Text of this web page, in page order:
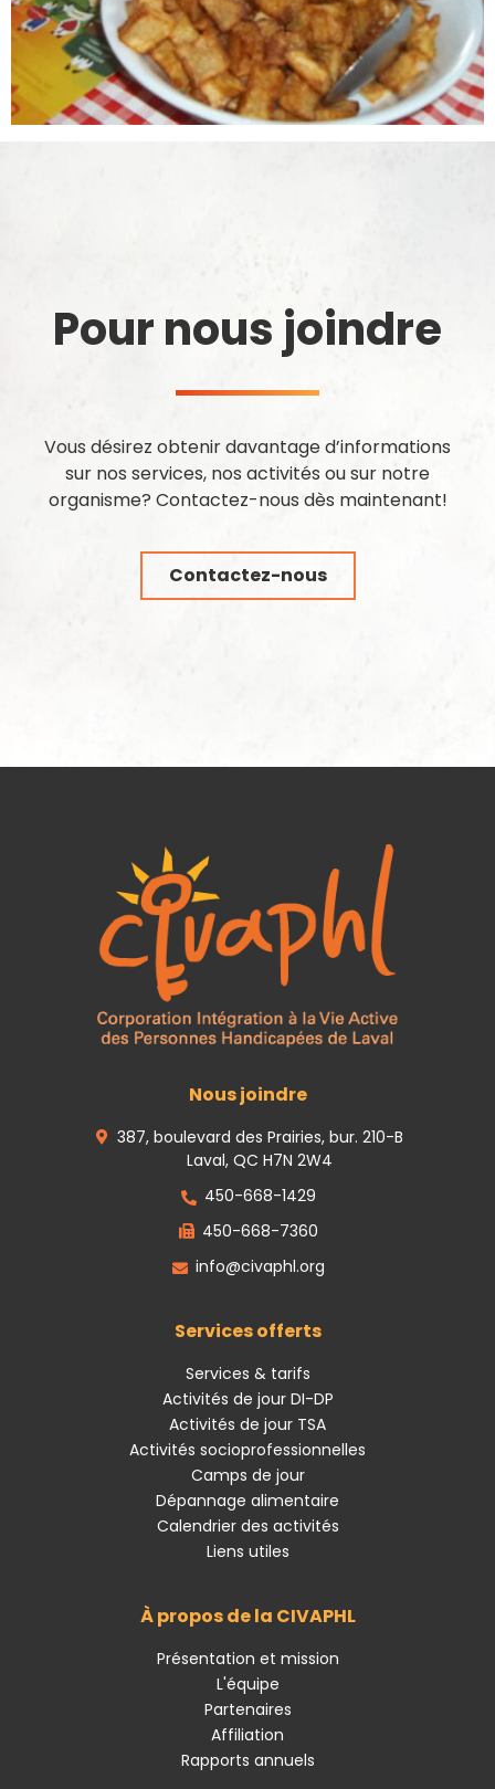
Pour nous joindre
Vous désirez obtenir davantage d’informations
sur nos services, nos activités ou sur notre
organisme? Contactez-nous dès maintenant!
Contactez-nous
Nous joindre
387, boulevard des Prairies, bur. 210-B
Laval, QC H7N 2W4
450-668-1429
450-668-7360
info@civaphl.org
Services offerts
Services & tarifs
Activités de jour DI-DP
Activités de jour TSA
Activités socioprofessionnelles
Camps de jour
Dépannage alimentaire
Calendrier des activités
Liens utiles
À propos de la CIVAPHL
Présentation et mission
L'équipe
Partenaires
Affiliation
Rapports annuels